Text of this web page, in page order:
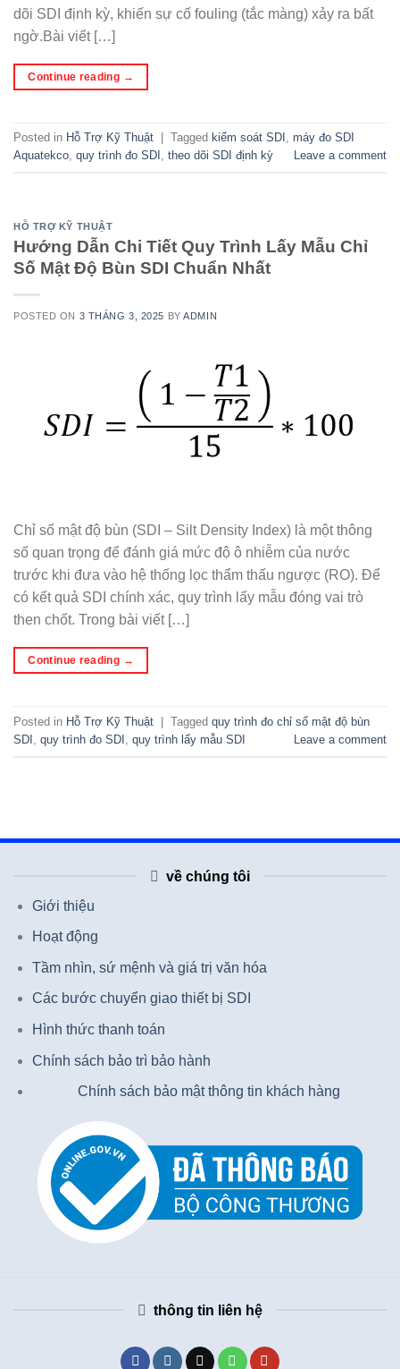
dõi SDI định kỳ, khiến sự cố fouling (tắc màng) xảy ra bất
ngờ.Bài viết […]
Continue reading →
Posted in Hỗ Trợ Kỹ Thuật Tagged kiểm soát SDI , máy đo SDI
Aquatekco, quy trình đo SDI , theo dõi SDI định kỳ Leave a comment
HỖ TRỢ KỸ THUẬT
Hướng Dẫn Chi Tiết Quy Trình Lấy Mẫu Chỉ
Số Mật Độ Bùn SDI Chuẩn Nhất
POSTED ON 3 THÁNG 3, 2025 BYADMIN
Chỉ số mật độ bùn (SDI – Silt Density Index) là một thông
số quan trọng để đánh giá mức độ ô nhiễm của nước
trước khi đưa vào hệ thống lọc thẩm thấu ngược (RO). Để
có kết quả SDI chính xác, quy trình lấy mẫu đóng vai trò
then chốt. Trong bài viết […]
Continue reading →
Posted in Hỗ Trợ Kỹ Thuật Tagged quy trình đo chỉ số mật độ bùn
SDI
quy trình đo SDI quy trình lấy mẫu SDI Leave a comment
về chúng tôi
Giới thiệu
Hoạt động
Tầm nhìn, sứ mệnh và giá trị văn hóa
Các bước chuyển giao thiết bị SDI
Hình thức thanh toán
Chính sách bảo trì bảo hành
Chính sách bảo mật thông tin khách hàng
thông tin liên hệ